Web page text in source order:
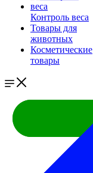
Контроль веса
Товары для
животных
Косметические
товары